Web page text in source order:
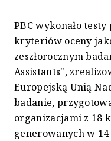
PBC wykonało
kryteriów oceny
zeszłorocznym
Assistants",
Europejską Unią
badanie,
organizacjami z 18
generowanych w